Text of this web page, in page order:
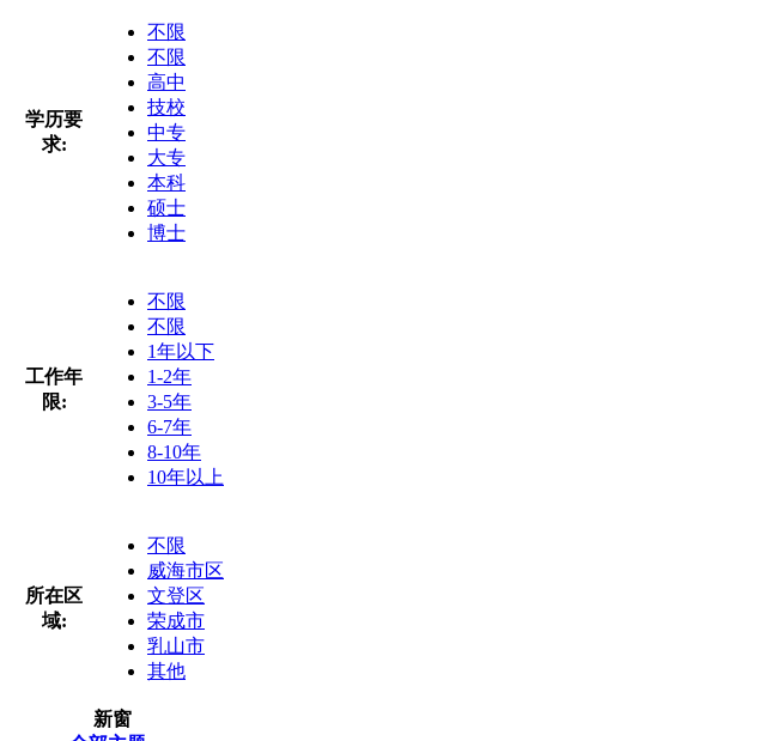
学历要
求:
不限
不限
高中
技校
中专
大专
本科
硕士
博士
工作年
限:
不限
不限
1年以下
1-2年
3-5年
6-7年
8-10年
10年以上
所在区
域:
不限
威海市区
文登区
荣成市
乳山市
其他
新窗